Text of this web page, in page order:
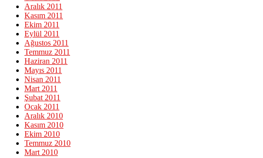
Aralık 2011
Kasım 2011
Ekim 2011
Eylül 2011
Ağustos 2011
Temmuz 2011
Haziran 2011
Mayıs 2011
Nisan 2011
Mart 2011
Şubat 2011
Ocak 2011
Aralık 2010
Kasım 2010
Ekim 2010
Temmuz 2010
Mart 2010